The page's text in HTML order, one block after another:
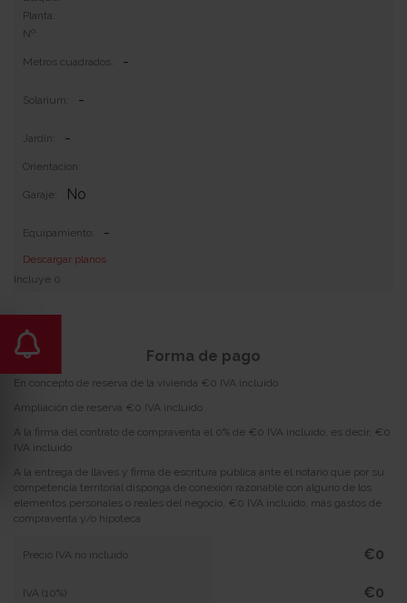
Planta:
Nº:
Metros cuadrados: -
Solarium: -
Jardin: -
Orientacion:
Garaje: No
Equipamiento: -
Descargar planos
Incluye 0
Forma de pago
En concepto de reserva de la vivienda €0 IVA incluido
Ampliación de reserva €0 IVA incluido
A la firma del contrato de compraventa el 0% de €0 IVA incluido, es decir, €0
IVA incluido
A la entrega de llaves y firma de escritura pública ante el notario que por su
competencia territorial disponga de conexión razonable con alguno de los
elementos personales o reales del negocio, €0 IVA incluido, más gastos de
compraventa y/o hipoteca
Precio IVA no incluido €0
IVA (10%) €0